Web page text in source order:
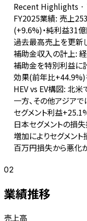
Recent Highlights ·
FY2025業績: 売上
(+9.6%)・純利益31
過去最高売上を更新
補助金収入の計上:
補助金を特別利益に
効果(前年比+44.9%)
HEV vs EV構図: 北
一方、その他アジア
セグメント利益
日本セグメントの損
増加によりセグメン
百万円損失から悪化
02
業績推移
売上高